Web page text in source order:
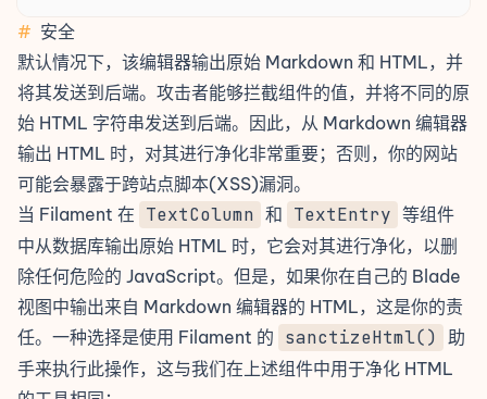
# 安全
默认情况下，该编辑器输出原始 Markdown 和 HTML，并
将其发送到后端。攻击者能够拦截组件的值，并将不同的原
始 HTML 字符串发送到后端。因此，从 Markdown 编辑器
输出 HTML 时，对其进行净化非常重要；否则，你的网站
可能会暴露于跨站点脚本(XSS)漏洞。
当 Filament 在 TextColumn 和 TextEntry 等组件
中从数据库输出原始 HTML 时，它会对其进行净化，以删
除任何危险的 JavaScript。但是，如果你在自己的 Blade
视图中输出来自 Markdown 编辑器的 HTML，这是你的责
任。一种选择是使用 Filament 的 sanctizeHtml()
助
手来执行此操作，这与我们在上述组件中用于净化 HTML